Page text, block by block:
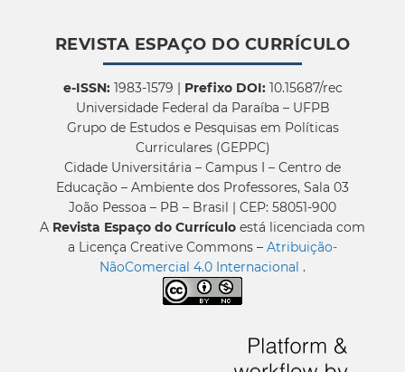
REVISTA ESPAÇO DO CURRÍCULO
e-ISSN:1983-1579 | Prefixo DOI:10.15687/rec
Universidade Federal da Paraíba – UFPB
Grupo de Estudos e Pesquisas em Políticas
Curriculares (GEPPC)
Cidade Universitária – Campus I – Centro de
Educação – Ambiente dos Professores, Sala 03
João Pessoa – PB – Brasil | CEP: 58051-900
A Revista Espaço do Currículo está licenciada com
a Licença Creative Commons – Atribuição-
NãoComercial 4.0 Internacional .